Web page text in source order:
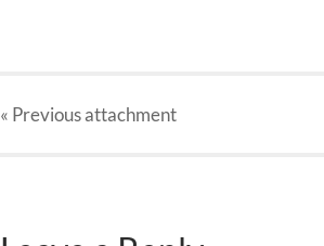
« Previousattachment